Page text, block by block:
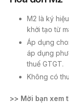
M2 là ký
khởi tạo từ
Áp dụng
áp dụng
thuế GTGT.
Không có
>> Mời bạn xem